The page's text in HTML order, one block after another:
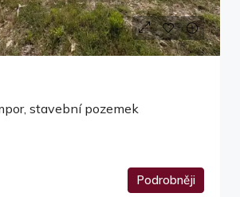
stavební pozemek
Podrobněji